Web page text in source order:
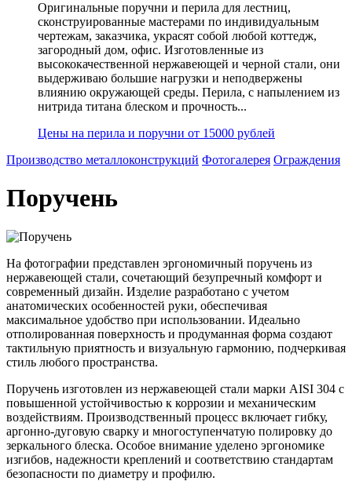
Оригинальные поручни и перила для лестниц,
сконструированные мастерами по индивидуальным
чертежам, заказчика, украсят собой любой коттедж,
загородный дом, офис. Изготовленные из
высококачественной нержавеющей и черной стали, они
выдерживаю большие нагрузки и неподвержены
влиянию окружающей среды. Перила, с напылением из
нитрида титана блеском и прочность...
Цены на перила и поручни от 15000 рублей
Производство металлоконструкций Фотогалерея Ограждения
Поручень
На фотографии представлен эргономичный поручень из
нержавеющей стали, сочетающий безупречный комфорт и
современный дизайн. Изделие разработано с учетом
анатомических особенностей руки, обеспечивая
максимальное удобство при использовании. Идеально
отполированная поверхность и продуманная форма создают
тактильную приятность и визуальную гармонию, подчеркивая
стиль любого пространства.
Поручень изготовлен из нержавеющей стали марки AISI 304 с
повышенной устойчивостью к коррозии и механическим
воздействиям. Производственный процесс включает гибку,
аргонно-дуговую сварку и многоступенчатую полировку до
зеркального блеска. Особое внимание уделено эргономике
изгибов, надежности креплений и соответствию стандартам
безопасности по диаметру и профилю.